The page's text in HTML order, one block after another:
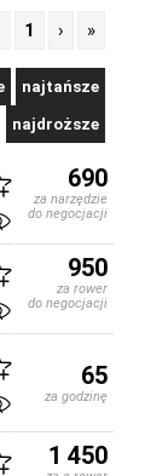
1 › »
najtańsze
najdroższe
690
za narzędzie
do negocjacji
950
za rower
do negocjacji
65
za godzinę
1 450